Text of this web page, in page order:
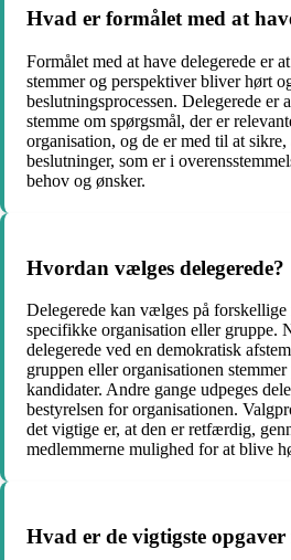
Hvad er formålet med at
Formålet med at have delegerede er
stemmer og perspektiver bliver hørt
beslutningsprocessen. Delegerede er
stemme om spørgsmål, der er
organisation, og de er med til at
beslutninger, som er i
behov og ønsker.
Hvordan vælges delegerede?
Delegerede kan vælges på
specifikke organisation eller gruppe.
delegerede ved en demokratisk
gruppen eller organisationen
kandidater. Andre gange udpeges
bestyrelsen for organisationen.
det vigtige er, at den er retfærdig,
medlemmerne mulighed for at blive
Hvad er de vigtigste opgaver